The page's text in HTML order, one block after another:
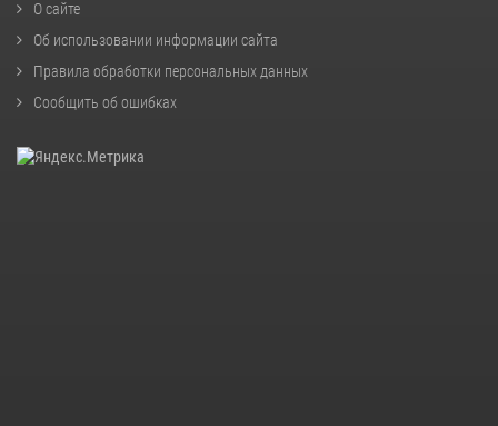
О сайте
Об использовании информации сайта
Правила обработки персональных данных
Сообщить об ошибках